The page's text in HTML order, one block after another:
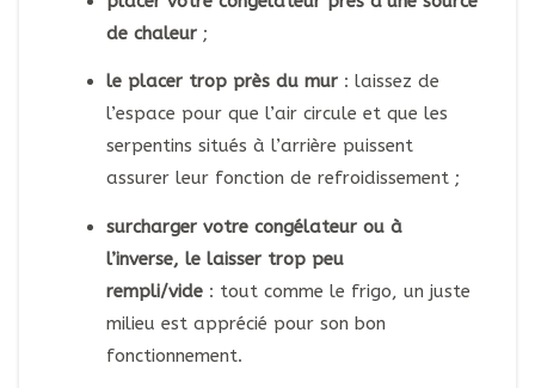
de chaleur;
le placer trop près du mur: laissez de
l’espace pour que l’air circule et que les
serpentins situés à l’arrière puissent
assurer leur fonction de refroidissement ;
surcharger votre congélateur ou à
l’inverse, le laisser trop peu
rempli/vide: tout comme le frigo, un juste
milieu est apprécié pour son bon
fonctionnement.